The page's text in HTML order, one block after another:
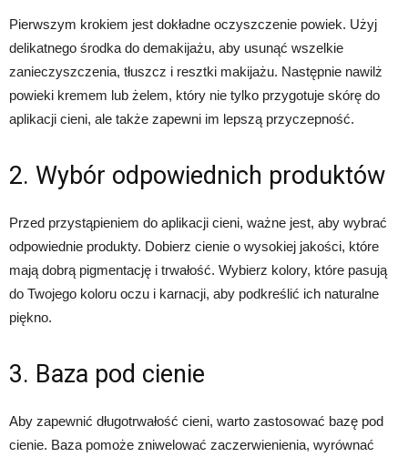
Pierwszym krokiem jest dokładne oczyszczenie powiek. Użyj
delikatnego środka do demakijażu, aby usunąć wszelkie
zanieczyszczenia, tłuszcz i resztki makijażu. Następnie nawilż
powieki kremem lub żelem, który nie tylko przygotuje skórę do
aplikacji cieni, ale także zapewni im lepszą przyczepność.
2. Wybór odpowiednich produktów
Przed przystąpieniem do aplikacji cieni, ważne jest, aby wybrać
odpowiednie produkty. Dobierz cienie o wysokiej jakości, które
mają dobrą pigmentację i trwałość. Wybierz kolory, które pasują
do Twojego koloru oczu i karnacji, aby podkreślić ich naturalne
piękno.
3. Baza pod cienie
Aby zapewnić długotrwałość cieni, warto zastosować bazę pod
cienie. Baza pomoże zniwelować zaczerwienienia, wyrównać